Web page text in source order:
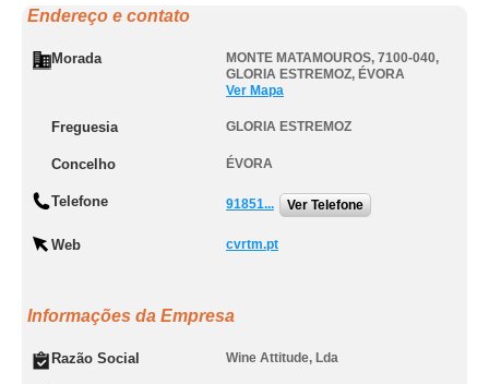
Endereço e contato
Morada MONTE MATAMOUROS, 7100-040,
GLORIA ESTREMOZ, ÉVORA
Ver Mapa
Freguesia GLORIA ESTREMOZ
Concelho ÉVORA
Telefone 91851... Ver Telefone
Web cvrtm.pt
Informações da Empresa
Razão Social Wine Attitude, Lda